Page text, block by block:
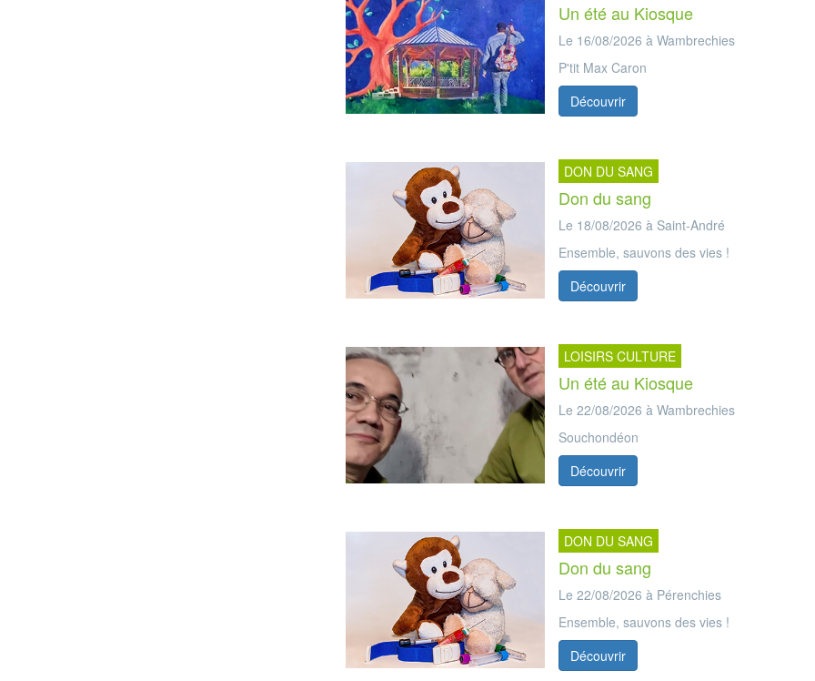
Un été au Kiosque
Le 16/08/2026 à Wambrechies
P'tit Max Caron
Découvrir
DON DU SANG
Don du sang
Le 18/08/2026 à Saint-André
Ensemble, sauvons des vies !
Découvrir
LOISIRS CULTURE
Un été au Kiosque
Le 22/08/2026 à Wambrechies
Souchondéon
Découvrir
DON DU SANG
Don du sang
Le 22/08/2026 à Pérenchies
Ensemble, sauvons des vies !
Découvrir